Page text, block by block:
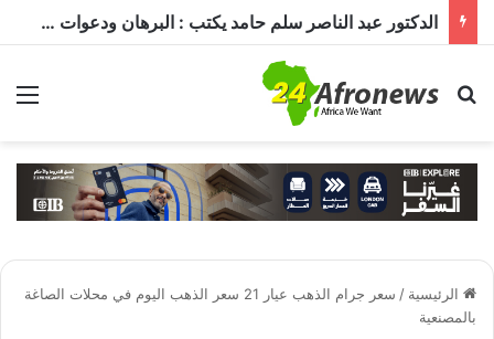
وزير المعادن يكشف لـ«أرض السودان» أين يُباع الذهب السوداني
بحث عن
الرئيسية /
سعر جرام الذهب عيار 21 سعر الذهب اليوم في محلات الصاغة
بالمصنعية